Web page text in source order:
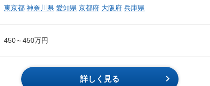
東京都 神奈川県 愛知県 京都府 大阪府 兵庫県
450～450万円
詳しく見る